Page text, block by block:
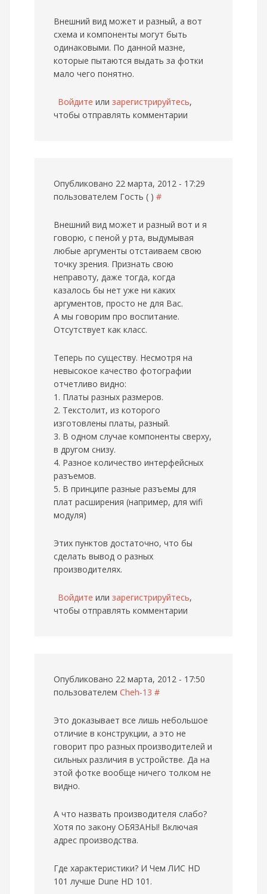
Внешний вид может и разный, а вот
схема и компоненты могут быть
одинаковыми. По данной мазне,
которые пытаются выдать за фотки
мало чего понятно.
Войдите или зарегистрируйтесь,
чтобы отправлять комментарии
Опубликовано 22 марта, 2012 - 17:29
пользователем Гость ( ) #
Внешний вид может и разный вот и я
говорю, с пеной у рта, выдумывая
любые аргументы отстаиваем свою
точку зрения. Признать свою
неправоту, даже тогда, когда
казалось бы нет уже ни каких
аргументов, просто не для Вас.
А мы говорим про воспитание.
Отсутствует как класс.
Теперь по существу. Несмотря на
невысокое качество фотографии
отчетливо видно:
1. Платы разных размеров.
2. Текстолит, из которого
изготовлены платы, разный.
3. В одном случае компоненты сверху,
в другом снизу.
4. Разное количество интерфейсных
разъемов.
5. В принципе разные разъемы для
плат расширения (например, для wifi
модуля)
Этих пунктов достаточно, что бы
сделать вывод о разных
производителях.
Войдите или зарегистрируйтесь,
чтобы отправлять комментарии
Опубликовано 22 марта, 2012 - 17:50
пользователем Cheh-13 #
Это доказывает все лишь небольшое
отличие в конструкции, а это не
говорит про разных производителей и
сильных различия в устройстве. Да на
этой фотке вообще ничего толком не
видно.
А что назвать производителя слабо?
Хотя по закону ОБЯЗАНЫ! Включая
адрес производства.
Где характеристики? И Чем ЛИС HD
101 лучше Dune HD 101.